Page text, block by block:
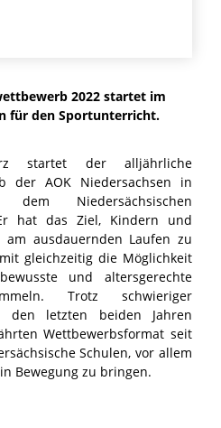
2022 startet im
für den Sportunterricht.
der alljährliche
der AOK Niedersachsen in
dem Niedersächsischen
hat das Ziel, Kindern und
am ausdauernden Laufen zu
gleichzeitig die Möglichkeit
und altersgerechte
Trotz schwieriger
den letzten beiden Jahren
Wettbewerbsformat seit
Schulen, vor allem
Bewegung zu bringen.